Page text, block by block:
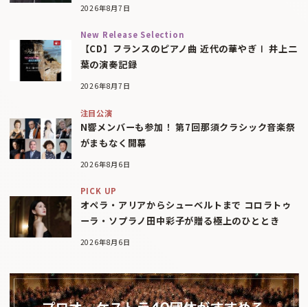
2026年8月7日
New Release Selection
【CD】フランスのピアノ曲 近代の華やぎⅠ 井上二
葉の演奏記録
2026年8月7日
注目公演
N響メンバーも参加！ 第7回那須クラシック音楽祭
がまもなく開幕
2026年8月6日
PICK UP
オペラ・アリアからシューベルトまで コロラトゥ
ーラ・ソプラノ田中彩子が贈る極上のひととき
2026年8月6日